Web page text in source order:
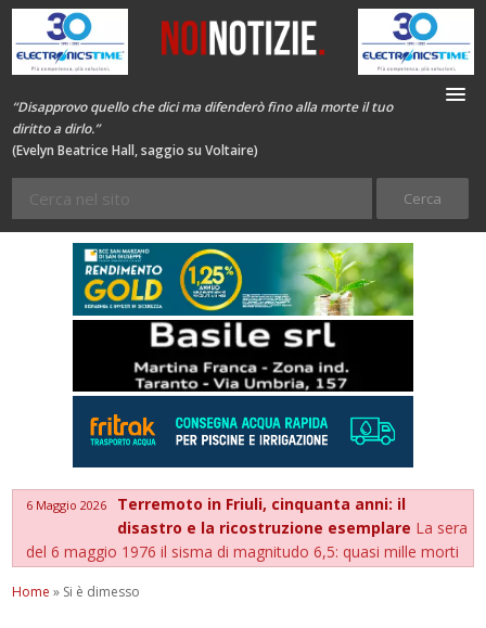
“Disapprovo quello che dici ma difenderò fino alla morte il tuo
diritto a dirlo.”
(Evelyn Beatrice Hall, saggio su Voltaire)
6 Maggio 2026
Terremoto in Friuli, cinquanta anni: il
disastro e la ricostruzione esemplare La sera
del 6 maggio 1976 il sisma di magnitudo 6,5: quasi mille morti
Home » Si è dimesso